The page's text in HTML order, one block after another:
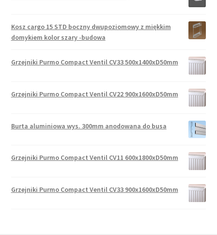
Kosz cargo 15 STD boczny dwupoziomowy z miękkim
domykiem kolor szary -budowa
Grzejniki Purmo Compact Ventil CV33 500x1400xD50mm
Grzejniki Purmo Compact Ventil CV22 900x1600xD50mm
Burta aluminiowa wys. 300mm anodowana do busa
Grzejniki Purmo Compact Ventil CV11 600x1800xD50mm
Grzejniki Purmo Compact Ventil CV33 900x1600xD50mm